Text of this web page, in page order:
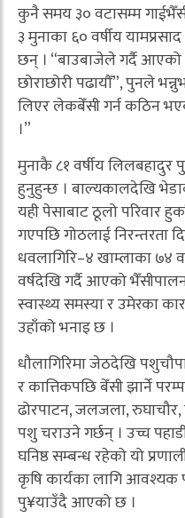
कुनै समय ३० वटासम्म
३ मुनाका ६० वर्षीय
छन् । “बाउबाजेले गर्दै
छोराछोरी पढायौँ”, पुनले
लिएर लेकबेँसी गर्न कठिन
।”
मुनाकै ८१ वर्षीय लिलबहादुर
हुनुहुन्छ । बाल्यकालदेखि
यही पेसाबाट ठूलो परिवार
गएपछि गोठलाई निरन्तरता
धवलागिरि–४ खाम्लाका ७४
वर्षदेखि गर्दै आएको
स्वास्थ्य समस्या र उमेरका
उहाँको भनाइ छ ।
धौलागिरिमा जेठदेखि
र कात्तिकपछि बेँसी झार्ने
ढोरपाटन, जलजला, रुघाचौर,
पशु चराउने गर्छन् । उच्च
घनिष्ठ सम्बन्ध रहेको यो
कृषि कार्यका लागि आवश्यक
पु¥याउँदै आएको छ ।